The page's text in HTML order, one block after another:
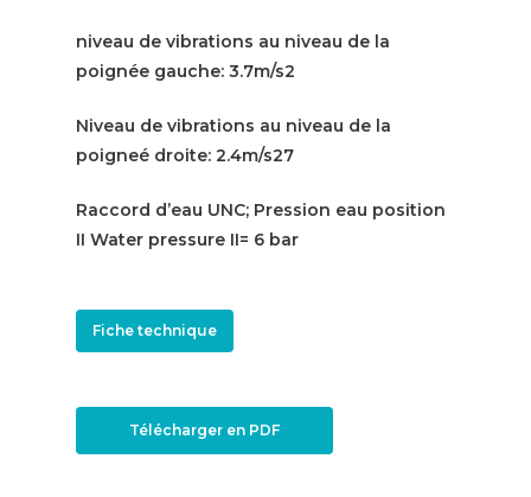
niveau de vibrations au niveau de la
poignée gauche: 3.7m/s2
Niveau de vibrations au niveau de la
poigneé droite: 2.4m/s27
Raccord d’eau UNC; Pression eau position
II Water pressure II= 6 bar
Fiche technique
Télécharger en PDF